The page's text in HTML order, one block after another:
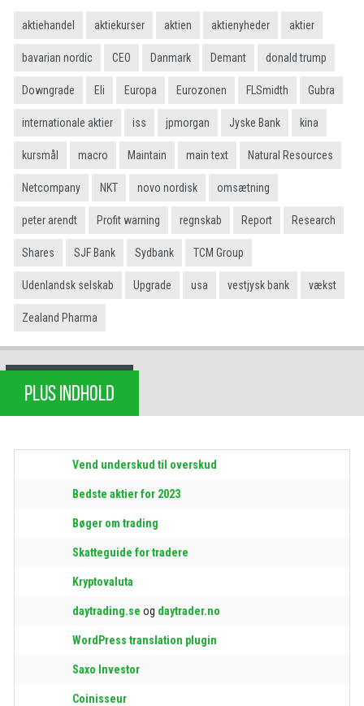
aktiehandel aktiekurser aktien aktienyheder aktier
bavarian nordic CEO Danmark Demant donald trump
Downgrade Eli Europa Eurozonen FLSmidth Gubra
internationale aktier iss jpmorgan Jyske Bank kina
kursmål macro Maintain main text Natural Resources
Netcompany NKT novo nordisk omsætning
peter arendt Profit warning regnskab Report Research
Shares SJF Bank Sydbank TCM Group
Udenlandsk selskab Upgrade usa vestjysk bank vækst
Zealand Pharma
PLUS INDHOLD
Vend underskud til overskud
Bedste aktier for 2023
Bøger om trading
Skatteguide for tradere
Kryptovaluta
daytrading.se og daytrader.no
WordPress translation plugin
Saxo Investor
Coinisseur